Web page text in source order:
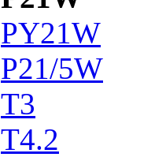
PY21W
P21/5W
T3
T4.2